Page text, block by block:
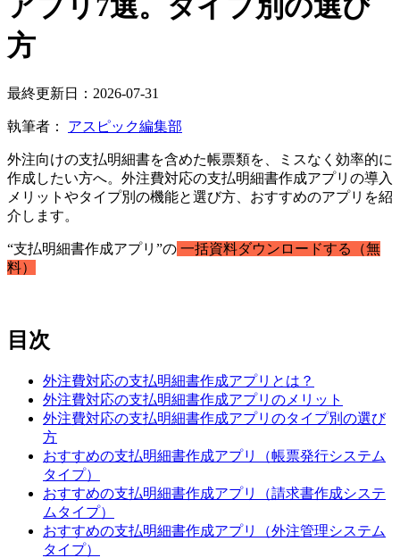
方
最終更新日：2026-07-31
執筆者： アスピック編集部
外注向けの支払明細書を含めた帳票類を、ミスなく効率的に
作成したい方へ。外注費対応の支払明細書作成アプリの導入
メリットやタイプ別の機能と選び方、おすすめのアプリを紹
介します。
“支払明細書作成アプリ”の 一括資料ダウンロードする（無
料）
目次
外注費対応の支払明細書作成アプリとは？
外注費対応の支払明細書作成アプリのメリット
外注費対応の支払明細書作成アプリのタイプ別の選び
方
おすすめの支払明細書作成アプリ（帳票発行システム
タイプ）
おすすめの支払明細書作成アプリ（請求書作成システ
ムタイプ）
おすすめの支払明細書作成アプリ（外注管理システム
タイプ）